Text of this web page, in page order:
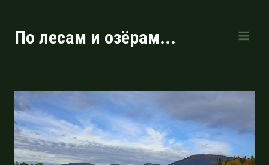
содержимому
По лесам и озёрам...